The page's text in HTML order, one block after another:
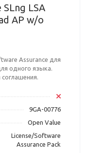
SLng LSA
AP w/o
Assurance для
одного языка.
9GA-00776
Open Value
License/Software
Assurance Pack